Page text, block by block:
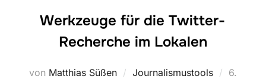
Werkzeuge für die Twitter-
Recherche im Lokalen
von Matthias Süßen Journalismustools
6.